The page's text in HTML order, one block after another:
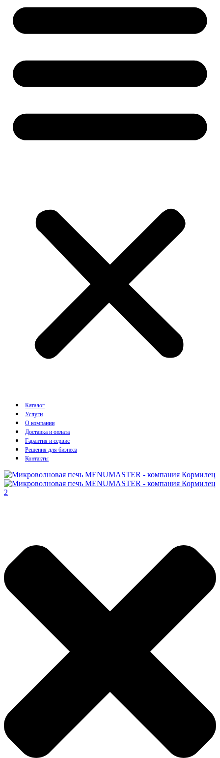
Каталог
Услуги
О компании
Доставка и оплата
Гарантия и сервис
Решения для бизнеса
Контакты